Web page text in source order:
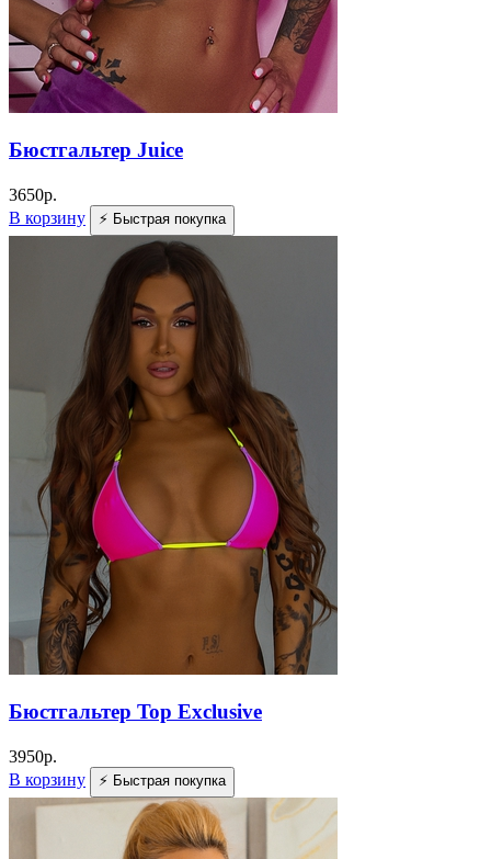
Бюстгальтер Juice
3650р.
В корзину
⚡ Быстрая покупка
Бюстгальтер Top Exclusive
3950р.
В корзину
⚡ Быстрая покупка